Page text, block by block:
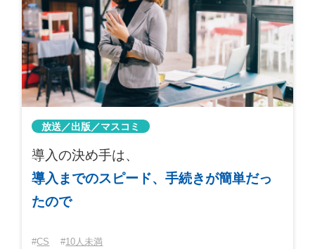
放送／出版／マスコミ
導入の決め手は、
導入までのスピード、手続きが簡単だっ
たので
CS 10人未満